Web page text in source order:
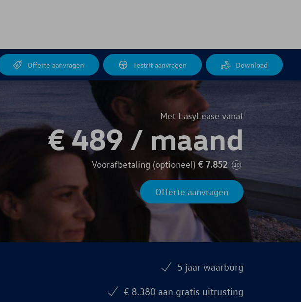
Offerte aanvragen Testrit aanvragen Download
Met EasyLease vanaf
€489 / maand
Voorafbetaling (optioneel) €7.852 10
Offerte aanvragen
5 jaar waarborg
€ 8.380 aan gratis uitrusting